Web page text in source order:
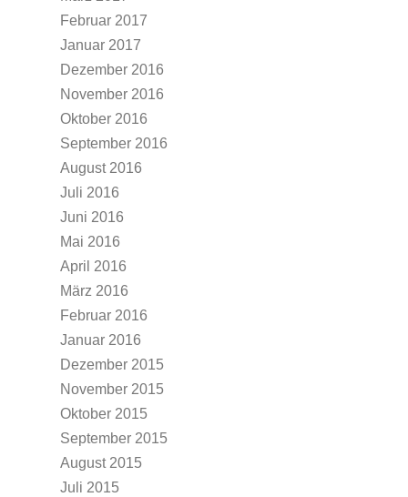
Februar 2017
Januar 2017
Dezember 2016
November 2016
Oktober 2016
September 2016
August 2016
Juli 2016
Juni 2016
Mai 2016
April 2016
März 2016
Februar 2016
Januar 2016
Dezember 2015
November 2015
Oktober 2015
September 2015
August 2015
Juli 2015